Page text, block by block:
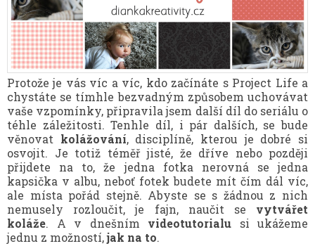
Protože je vás víc a víc, kdo začínáte s Project Life a
chystáte se tímhle bezvadným způsobem uchovávat
vaše vzpomínky, připravila jsem další díl do seriálu o
téhle záležitosti. Tenhle díl, i pár dalších, se bude
věnovat kolážování, disciplíně, kterou je dobré si
osvojit. Je totiž téměř jisté, že dříve nebo později
přijdete na to, že jedna fotka nerovná se jedna
kapsička v albu, neboť fotek budete mít čím dál víc,
ale místa pořád stejně. Abyste se s žádnou z nich
nemusely rozloučit, je fajn, naučit se vytvářet
koláže. A v dnešním videotutorialu si ukážeme
jednu z možností,jak na to.